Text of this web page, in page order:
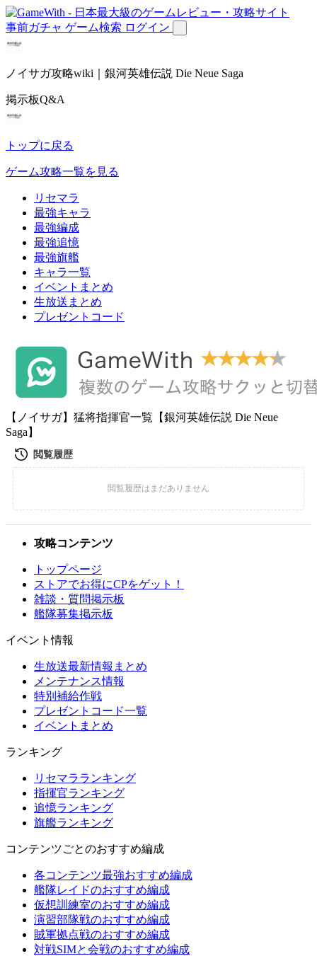
事前ガチャ ゲーム検索 ログイン
ノイサガ攻略wiki｜銀河英雄伝説 Die Neue Saga
掲示板Q&A
トップに戻る
ゲーム攻略一覧を見る
リセマラ
最強キャラ
最強編成
最強追憶
最強旗艦
キャラ一覧
イベントまとめ
生放送まとめ
プレゼントコード
【ノイサガ】猛将指揮官一覧【銀河英雄伝説 Die Neue
Saga】
攻略コンテンツ
トップページ
ストアでお得にCPをゲット！
雑談・質問掲示板
艦隊募集掲示板
イベント情報
生放送最新情報まとめ
メンテナンス情報
特別補給作戦
プレゼントコード一覧
イベントまとめ
ランキング
リセマラランキング
指揮官ランキング
追憶ランキング
旗艦ランキング
コンテンツごとのおすすめ編成
各コンテンツ最強おすすめ編成
艦隊レイドのおすすめ編成
仮想訓練室のおすすめ編成
演習部隊戦のおすすめ編成
賊軍拠点戦のおすすめ編成
対戦SIMと会戦のおすすめ編成